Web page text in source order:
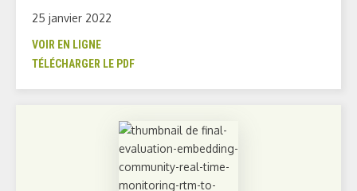
25 janvier 2022
VOIR EN LIGNE
TÉLÉCHARGER LE PDF